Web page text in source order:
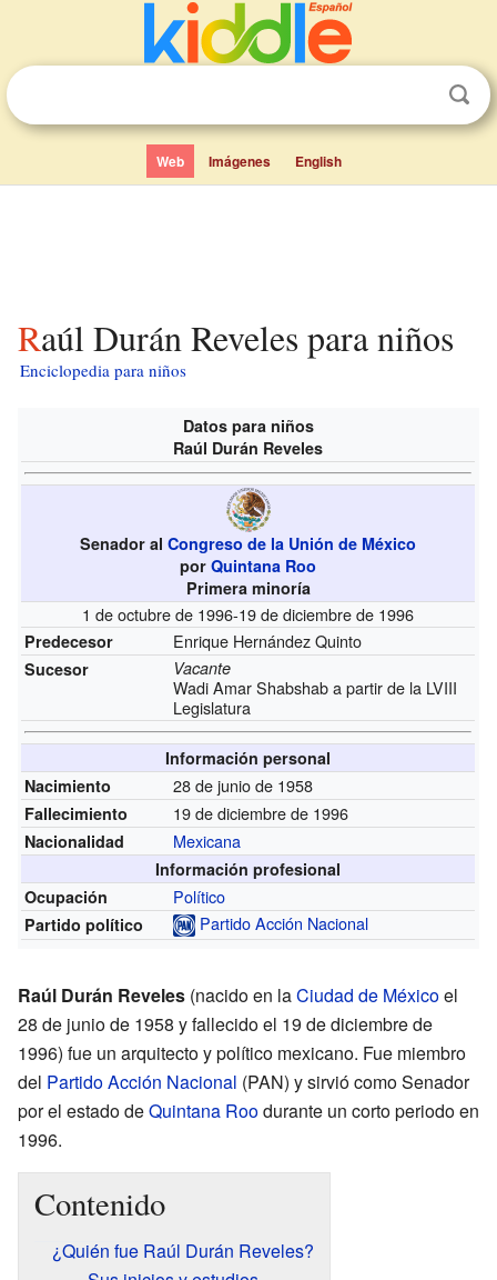
Web Imágenes English
Raúl Durán Reveles para niños
Enciclopedia para niños
Datos para niños
Raúl Durán Reveles
Senador alCongreso de la Unión de México
porQuintana Roo
Primera minoría
1 de octubre de 1996-19 de diciembre de 1996
Predecesor Enrique Hernández Quinto
Sucesor Vacante
Wadi Amar Shabshab a partir de la LVIII
Legislatura
Información personal
Nacimiento
28 de junio de 1958
Fallecimiento 19 de diciembre de 1996
Nacionalidad Mexicana
Información profesional
Ocupación
Político
Partido político Partido Acción Nacional
Raúl Durán Reveles (nacido en laCiudad de Méxicoel
28 de junio de 1958 y fallecido el 19 de diciembre de
1996) fue un arquitecto y político mexicano. Fue miembro
del Partido Acción Nacional (PAN) y sirvió como Senador
por el estado deQuintana Roodurante un corto periodo en
1996.
Contenido
¿Quién fue Raúl Durán Reveles?